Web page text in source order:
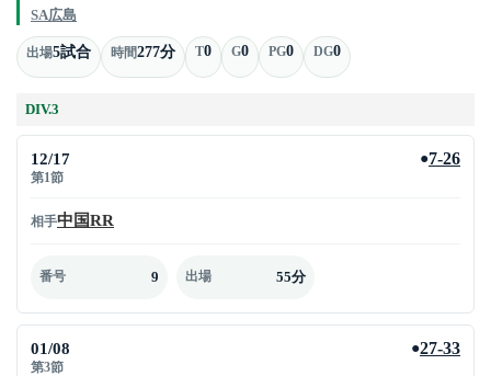
SA広島
出場5試合 時間277分 T0 G0 PG0 DG0
DIV.3
12/17
第1節
●7-26
相手中国RR
番号 9 出場 55分
01/08
第3節
●27-33